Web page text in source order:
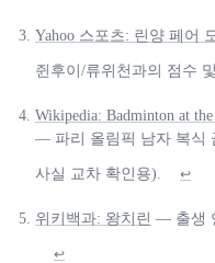
Yahoo 스포츠: 린양 페어
쥔후이/류위천과의 점수
Wikipedia: Badminton at
— 파리 올림픽 남자 복식
사실 교차 확인용). ↩
위키백과: 왕치린 — 출생
↩